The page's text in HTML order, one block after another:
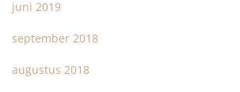
juni 2019
september 2018
augustus 2018